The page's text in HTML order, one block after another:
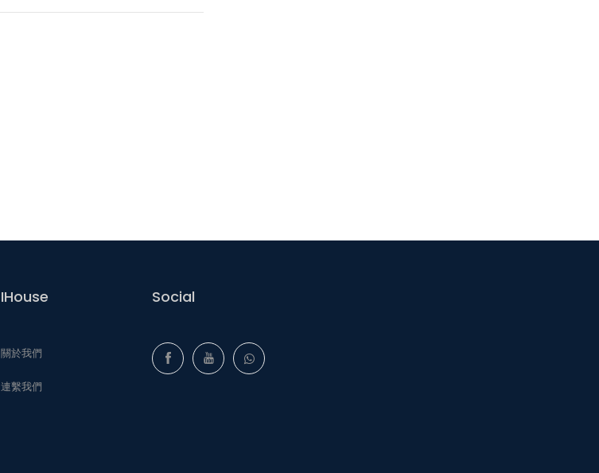
IHouse
關於我們
連繫我們
Social